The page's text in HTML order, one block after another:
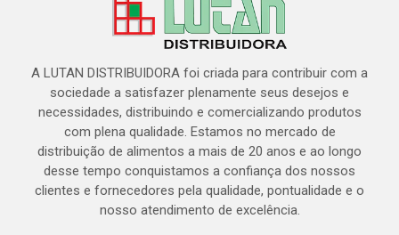
A LUTAN DISTRIBUIDORA foi criada para contribuir com a
sociedade a satisfazer plenamente seus desejos e
necessidades, distribuindo e comercializando produtos
com plena qualidade. Estamos no mercado de
distribuição de alimentos a mais de 20 anos e ao longo
desse tempo conquistamos a confiança dos nossos
clientes e fornecedores pela qualidade, pontualidade e o
nosso atendimento de excelência.